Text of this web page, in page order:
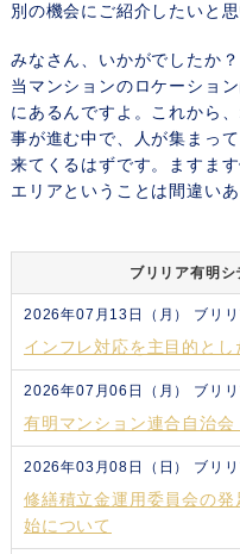
別の機会にご紹介したいと思
みなさん、いかがでしたか？
当マンションのロケーショ
にあるんですよ。これから
事が進む中で、人が集まっ
来てくるはずです。ますま
エリアということは間違いあ
ブリリア有明
2026年07月13日（月） ブリ
インフレ対応を主目的と
2026年07月06日（月） ブリ
有明マンション連合自治会
2026年03月08日（日） ブリ
修繕積立金運用委員会の
始について